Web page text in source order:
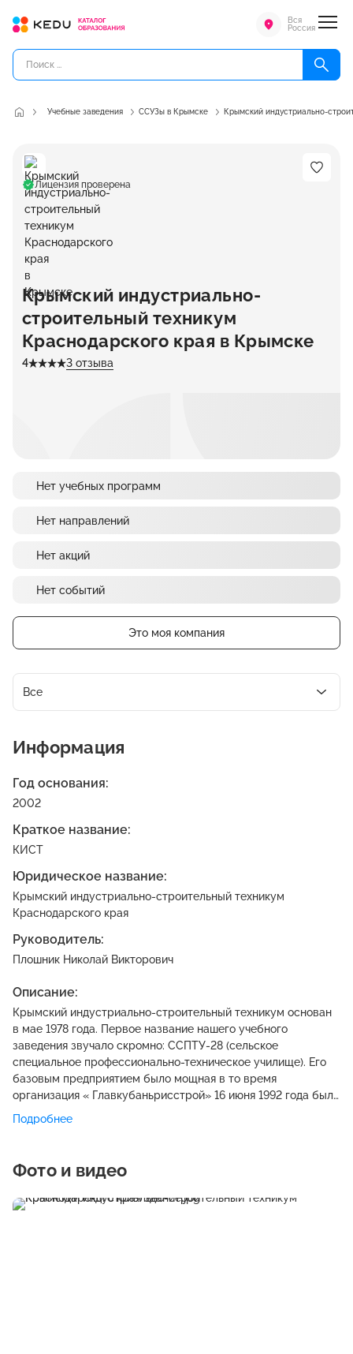
Вся
Россия
Учебные заведения ССУЗы в Крымске Крымский индустриально-
Лицензия проверена
Крымский индустриально-
строительный техникум
Краснодарского края в Крымске
4 3 отзыва
Нет учебных программ
Нет направлений
Нет акций
Нет событий
Это моя компания
Все
Информация
Год основания:
2002
Краткое название:
КИСТ
Юридическое название:
Крымский индустриально-строительный техникум
Краснодарского края
Руководитель:
Плошник Николай Викторович
Описание:
Крымский индустриально-строительный техникум основан
в мае 1978 года. Первое название нашего учебного
заведения звучало скромно: ССПТУ-28 (сельское
специальное профессионально-техническое училище). Его
базовым предприятием было мощная в то время
организация « Главкубаньрисстрой» 16 июня 1992 года был
издан приказ об объединении двух однопрофильных
строительных училищ г. Крымска в одно СПТУ № 70. В этом
училища № 7О (ВПУК № 7О), а с 1994 года Крымского
Государственного профессионально - технического
образования РФ училище было переименовано в Крымский
Подробнее
Фото и видео